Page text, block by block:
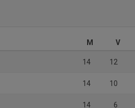
M V
14 12
14 10
14 6